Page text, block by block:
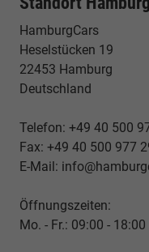
HamburgCars
Heselstücken 19
22453 Hamburg
Deutschland
Telefon: +49 40 500
Fax: +49 40 500 977
E-Mail:
Öffnungszeiten:
Mo. - Fr.: 09:00 - 18:00